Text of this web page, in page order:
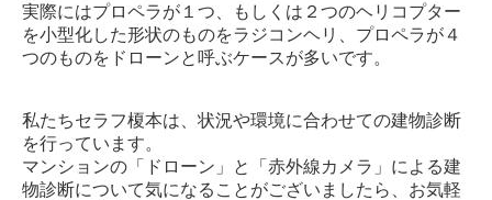
実際にはプロペラが１つ、もしくは２つのヘリコプター
を小型化した形状のものをラジコンヘリ、プロペラが４
つのものをドローンと呼ぶケースが多いです。
私たちセラフ榎本は、状況や環境に合わせての建物診断
を行っています。
マンションの「ドローン」と「赤外線カメラ」による建
物診断について気になることがございましたら、お気軽